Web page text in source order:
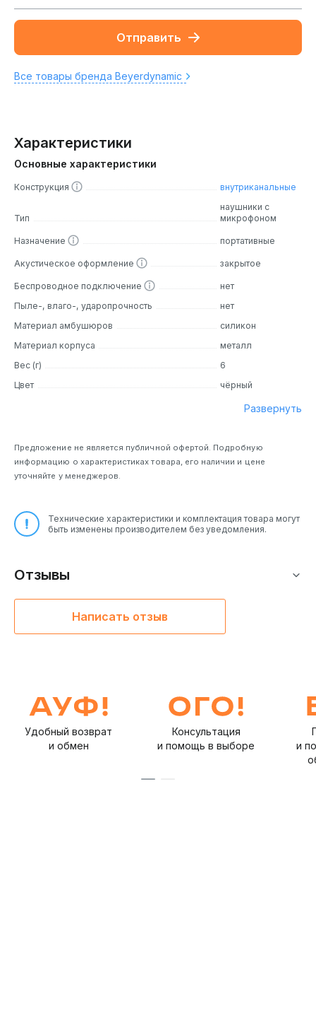
Отправить
Все товары бренда Beyerdynamic
Характеристики
Основные характеристики
Конструкция внутриканальные
Тип
наушники с
микрофоном
Назначение портативные
Акустическое оформление закрытое
Беспроводное подключение
нет
Пыле-, влаго-, ударопрочность
нет
Материал амбушюров
силикон
Материал корпуса
металл
Вес (г)
6
Цвет
чёрный
Развернуть
Предложение не является публичной офертой. Подробную
информацию о характеристиках товара, его наличии и цене
уточняйте у менеджеров.
Технические характеристики и комплектация товара могут
быть изменены производителем без уведомления.
Отзывы
Написать отзыв
Удобный возврат
и обмен
Консультация
и помощь в выборе
и